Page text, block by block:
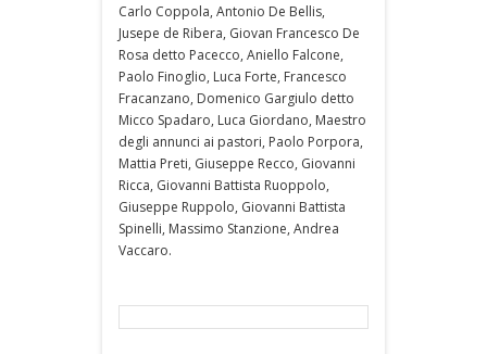
Carlo Coppola, Antonio De Bellis,
Jusepe de Ribera, Giovan Francesco De
Rosa detto Pacecco, Aniello Falcone,
Paolo Finoglio, Luca Forte, Francesco
Fracanzano, Domenico Gargiulo detto
Micco Spadaro, Luca Giordano, Maestro
degli annunci ai pastori, Paolo Porpora,
Mattia Preti, Giuseppe Recco, Giovanni
Ricca, Giovanni Battista Ruoppolo,
Giuseppe Ruppolo, Giovanni Battista
Spinelli, Massimo Stanzione, Andrea
Vaccaro.